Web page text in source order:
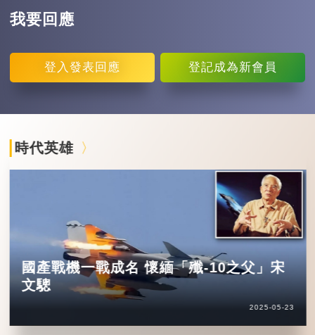
我要回應
登入 發表回應 登記成為新會員
時代英雄
國產戰機一戰成名 懷緬「殲-10之父」宋
文驄
2025-05-23